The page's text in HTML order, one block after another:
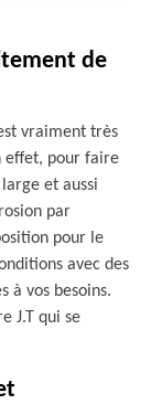
de
vraiment très
effet, pour faire
et aussi
par
pour le
avec des
à vos besoins.
J.T qui se